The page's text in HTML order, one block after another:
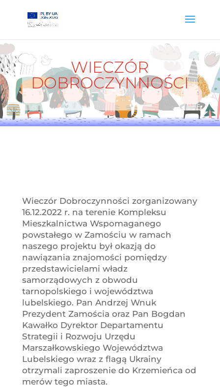
WIECZÓR
DOBROCZYNNOŚCI
Wieczór Dobroczynności zorganizowany
16.12.2022 r. na terenie Kompleksu
Mieszkalnictwa Wspomaganego
powstałego w Zamościu w ramach
naszego projektu był okazją do
nawiązania znajomości pomiędzy
przedstawicielami władz
samorządowych z obwodu
tarnopolskiego i województwa
lubelskiego. Pan Andrzej Wnuk
Prezydent Zamościa oraz Pan Bogdan
Kawałko Dyrektor Departamentu
Strategii i Rozwoju Urzędu
Marszałkowskiego Województwa
Lubelskiego wraz z flagą Ukrainy
otrzymali zaproszenie do Krzemieńca od
merów tego miasta.